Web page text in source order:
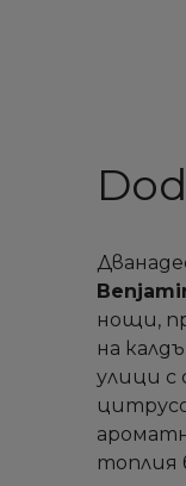
нощи,
на
улици с
топлия